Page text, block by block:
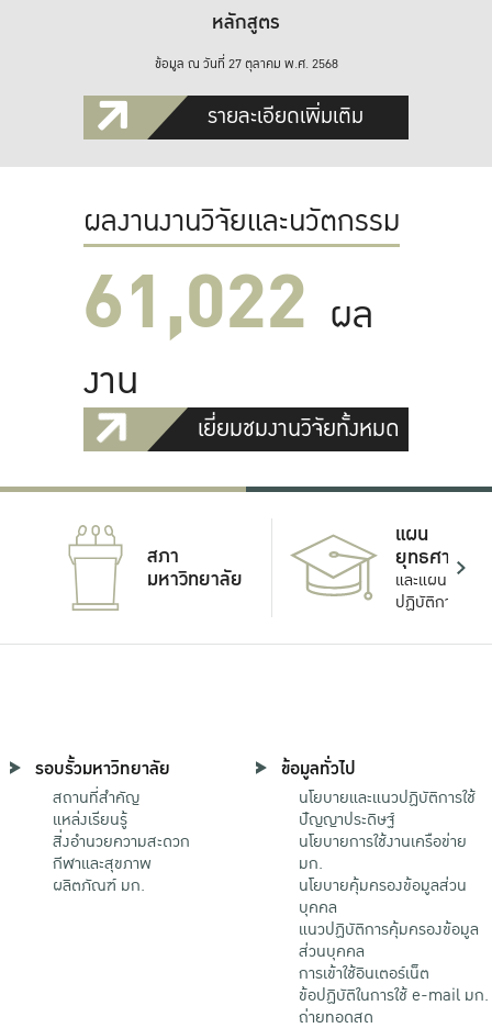
หลักสูตร
ข้อมูล ณ วันที่ 27 ตุลาคม พ.ศ. 2568
รายละเอียดเพิ่มเติม
ผลงานงานวิจัยและนวัตกรรม
61,022 ผล
งาน
เยี่ยมชมงานวิจัยทั้งหมด
สภา
มหาวิทยาลัย
แผน
ยุทธศาสตร์
และแผน
ปฏิบัติการ
รอบรั้วมหาวิทยาลัย
สถานที่สำคัญ
แหล่งเรียนรู้
สิ่งอำนวยความสะดวก
กีฬาและสุขภาพ
ผลิตภัณฑ์ มก.
ข้อมูลทั่วไป
นโยบายและแนวปฏิบัติการใช้
ปัญญาประดิษฐ์
นโยบายการใช้งานเครือข่าย
มก.
นโยบายคุ้มครองข้อมูลส่วน
บุคคล
แนวปฏิบัติการคุ้มครองข้อมูล
ส่วนบุคคล
การเข้าใช้อินเตอร์เน็ต
ข้อปฏิบัติในการใช้ e-mail มก.
ถ่ายทอดสด